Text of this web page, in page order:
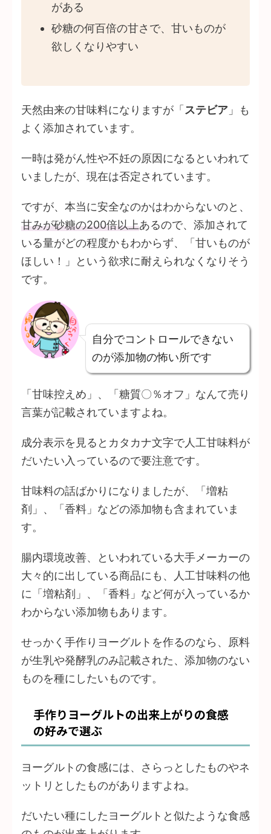
がある
砂糖の何百倍の甘さで、甘いものが
欲しくなりやすい
天然由来の甘味料になりますが「 ステビア 」も
よく添加されています。
一時は発がん性や不妊の原因になるといわれて
いましたが、現在は否定されています。
ですが、本当に安全なのかはわからないのと、
甘みが砂糖の200倍以上あるので、添加されて
いる量がどの程度かもわからず、「甘いものが
ほしい！」という欲求に耐えられなくなりそう
です。
自分でコントロールできない
のが添加物の怖い所です
「甘味控えめ」、「糖質〇％オフ」なんて売り
言葉が記載されていますよね。
成分表示を見るとカタカナ文字で人工甘味料が
だいたい入っているので要注意です。
甘味料の話ばかりになりましたが、「増粘
剤」、「香料」などの添加物も含まれていま
す。
腸内環境改善、といわれている大手メーカーの
大々的に出している商品にも、人工甘味料の他
に「増粘剤」、「香料」など何が入っているか
わからない添加物もあります。
せっかく手作りヨーグルトを作るのなら、原料
が生乳や発酵乳のみ記載された、添加物のない
ものを種にしたいものです。
手作りヨーグルトの出来上がりの食感
の好みで選ぶ
ヨーグルトの食感には、さらっとしたものやネ
ットリとしたものがありますよね。
だいたい種にしたヨーグルトと似たような食感